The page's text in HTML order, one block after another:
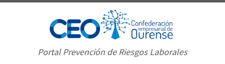
Portal Prevención de Riesgos Laborales